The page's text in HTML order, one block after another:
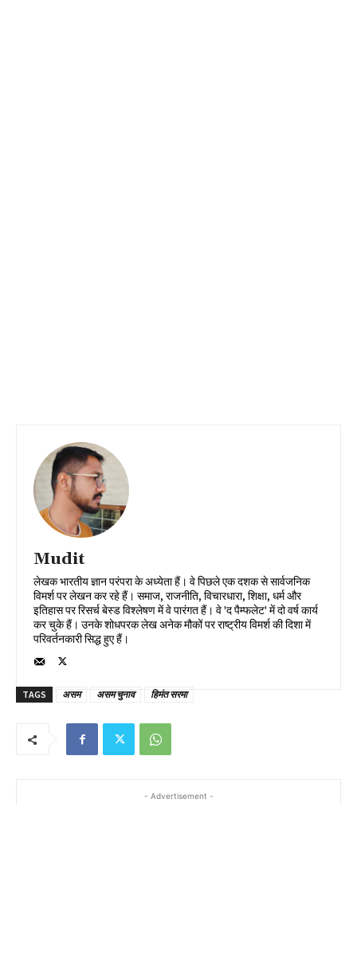
Mudit
लेखक भारतीय ज्ञान परंपरा के अध्येता हैं। वे पिछले एक दशक से सार्वजनिक
विमर्श पर लेखन कर रहे हैं। समाज, राजनीति, विचारधारा, शिक्षा, धर्म और
इतिहास पर रिसर्च बेस्ड विश्लेषण में वे पारंगत हैं। वे 'द पैम्फलेट' में दो वर्ष कार्य
कर चुके हैं। उनके शोधपरक लेख अनेक मौकों पर राष्ट्रीय विमर्श की दिशा में
परिवर्तनकारी सिद्ध हुए हैं।
TAGS असम असम चुनाव हिमंत सरमा
- Advertisement -